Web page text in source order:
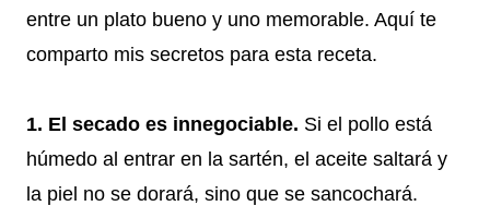
entre un plato bueno y uno memorable. Aquí te
comparto mis secretos para esta receta.
1. El secado es innegociable. Si el pollo está
húmedo al entrar en la sartén, el aceite saltará y
la piel no se dorará, sino que se sancochará.